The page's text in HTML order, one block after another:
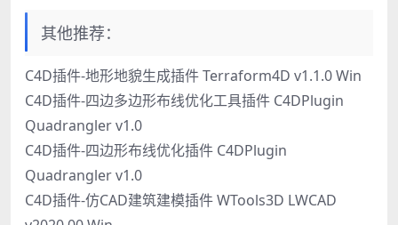
其他推荐：
C4D插件-地形地貌生成插件 Terraform4D v1.1.0 Win
C4D插件-四边多边形布线优化工具插件 C4DPlugin
Quadrangler v1.0
C4D插件-四边形布线优化插件 C4DPlugin
Quadrangler v1.0
C4D插件-仿CAD建筑建模插件 WTools3D LWCAD